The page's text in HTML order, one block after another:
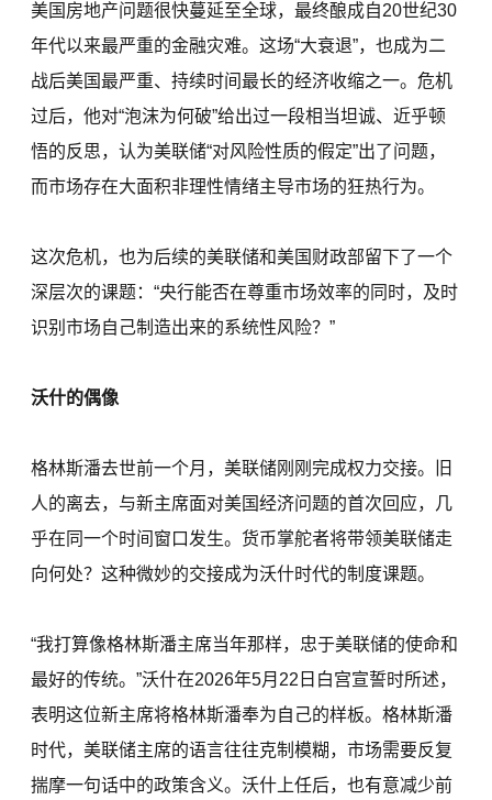
美国房地产问题很快蔓延至全球，最终酿成自20世纪30
年代以来最严重的金融灾难。这场“大衰退”，也成为二
战后美国最严重、持续时间最长的经济收缩之一。危机
过后，他对“泡沫为何破”给出过一段相当坦诚、近乎顿
悟的反思，认为美联储“对风险性质的假定”出了问题，
而市场存在大面积非理性情绪主导市场的狂热行为。
这次危机，也为后续的美联储和美国财政部留下了一个
深层次的课题：“央行能否在尊重市场效率的同时，及时
识别市场自己制造出来的系统性风险？”
沃什的偶像
格林斯潘去世前一个月，美联储刚刚完成权力交接。旧
人的离去，与新主席面对美国经济问题的首次回应，几
乎在同一个时间窗口发生。货币掌舵者将带领美联储走
向何处？这种微妙的交接成为沃什时代的制度课题。
“我打算像格林斯潘主席当年那样，忠于美联储的使命和
最好的传统。”沃什在2026年5月22日白宫宣誓时所述，
表明这位新主席将格林斯潘奉为自己的样板。格林斯潘
时代，美联储主席的语言往往克制模糊，市场需要反复
揣摩一句话中的政策含义。沃什上任后，也有意减少前